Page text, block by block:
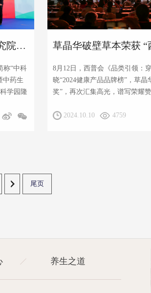
中科药创院-中智药业集团联合研究院揭牌，产学研合作助力中药产业高质量发展
称“中科
中药生
学园隆
表参加
草晶华破壁草本荣获 “
8月12日，西普会《品类引领：
晓“2024健康产品品牌榜”，草
奖”，再次汇集高光，谱写荣耀赞
2024.10.10 4759
尾页
养生之道